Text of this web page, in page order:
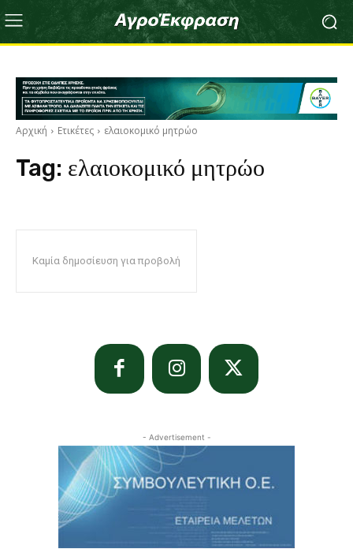
Αρχική Ετικέτες ελαιοκομικό μητρώο
Tag: ελαιοκομικό μητρώο
Καμία δημοσίευση για προβολή
- Advertisement -